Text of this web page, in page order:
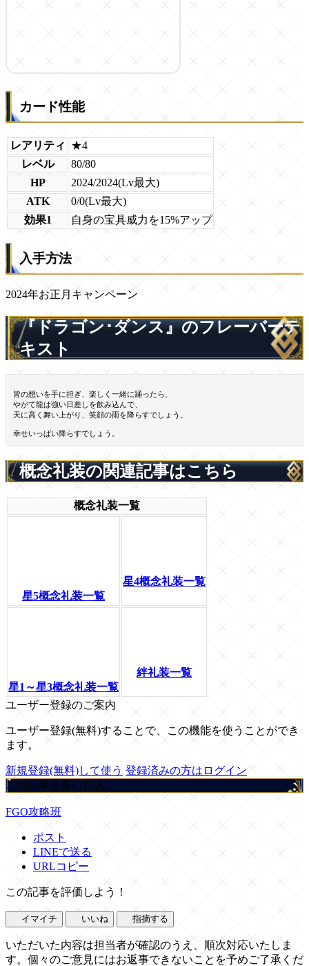
カード性能
レアリティ
★4
レベル
80/80
HP
2024/2024(Lv最大)
ATK
0/0(Lv最大)
効果1
自身の宝具威力を15%アップ
入手方法
2024年お正月キャンペーン
『ドラゴン･ダンス』のフレーバーテ
キスト
皆の想いを手に担ぎ、楽しく一緒に踊ったら、
やがて龍は強い日差しを飲み込んで、
天に高く舞い上がり、笑顔の雨を降らすでしょう。
幸せいっぱい降らすでしょう。
概念礼装の関連記事はこちら
概念礼装一覧
星5概念礼装一覧
星4概念礼装一覧
星1～星3概念礼装一覧
絆礼装一覧
ユーザー登録のご案内
ユーザー登録(無料)することで、この機能を使うことができ
ます。
新規登録(無料)して使う 登録済みの方はログイン
この記事を書いた人
FGO攻略班
ポスト
LINEで送る
URLコピー
この記事を評価しよう！
イマイチ いいね 指摘する
いただいた内容は担当者が確認のうえ、順次対応いたしま
す。個々のご意見にはお返事できないことを予めご了承くだ